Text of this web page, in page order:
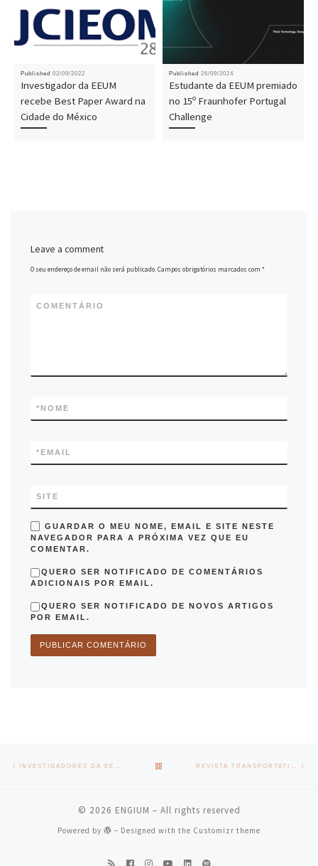
Published 02/09/2022
Investigador da EEUM
recebe Best Paper Award na
Cidade do México
Published 26/09/2024
Estudante da EEUM premiado
no 15º Fraunhofer Portugal
Challenge
Leave a comment
O seu endereço de email não será publicado.Campos obrigatórios marcados com*
COMENTÁRIO
NOME
*
EMAIL
*
SITE
GUARDAR O MEU NOME, EMAIL E SITE NESTE
NAVEGADOR PARA A PRÓXIMA VEZ QUE EU
COMENTAR.
QUERO SER NOTIFICADO DE COMENTÁRIOS
ADICIONAIS POR EMAIL.
QUERO SER NOTIFICADO DE NOVOS ARTIGOS
POR EMAIL.
Post navigation BACK TO POST LIST
© 2026 ENGIUM – All rights reserved
Powered by – Designed with the Customizr theme